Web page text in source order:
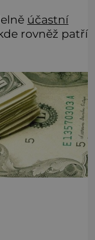
účastní
rovněž patří